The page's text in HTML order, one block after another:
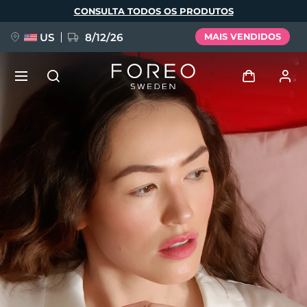
principal
CONSULTA TODOS OS PRODUTOS
US 8/12/26 MAIS VENDIDOS
Entrar
Perfil de usuário
Meus aparelhos
Meus pedidos
Meus endereços
As minhas subscrições
NOVIDADE
FAQ™ Pure Beauty-Tech Elixir
BREAKING NEWS
issa™ Teeth Whitening Set
Idioma
English Deutsch
Español
Français
Português
Polski
Svenska
Русский
Türkçe
简体中文 繁體中文